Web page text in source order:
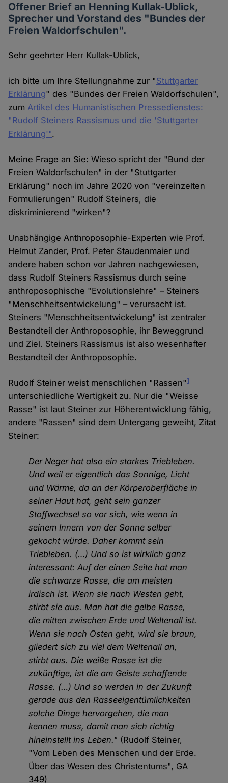
Offener Brief an Henning Kullak-Ublick,
Sprecher und Vorstand des "Bundes der
Freien Waldorfschulen".
Sehr geehrter Herr Kullak-Ublick,
ich bitte um Ihre Stellungnahme zur "Stuttgarter
Erklärung" des "Bundes der Freien Waldorfschulen",
zumArtikel des Humanistischen Pressedienstes:
"Rudolf Steiners Rassismus und die 'Stuttgarter
Erklärung'".
Meine Frage an Sie: Wieso spricht der "Bund der
Freien Waldorfschulen" in der "Stuttgarter
Erklärung" noch im Jahre 2020 von "vereinzelten
Formulierungen" Rudolf Steiners, die
diskriminierend "wirken"?
Unabhängige Anthroposophie-Experten wie Prof.
Helmut Zander, Prof. Peter Staudenmaier und
andere haben schon vor Jahren nachgewiesen,
dass Rudolf Steiners Rassismus durch seine
anthroposophische "Evolutionslehre" – Steiners
"Menschheitsentwickelung" – verursacht ist.
Steiners "Menschheitsentwickelung" ist zentraler
Bestandteil der Anthroposophie, ihr Beweggrund
und Ziel. Steiners Rassismus ist also wesenhafter
Bestandteil der Anthroposophie.
Rudolf Steiner weist menschlichen "Rassen"1
unterschiedliche Wertigkeit zu. Nur die "Weisse
Rasse" ist laut Steiner zur Höherentwicklung fähig,
andere "Rassen" sind dem Untergang geweiht, Zitat
Steiner:
Der Neger hat also ein starkes Triebleben.
Und weil er eigentlich das Sonnige, Licht
und Wärme, da an der Körperoberfläche in
seiner Haut hat, geht sein ganzer
Stoffwechsel so vor sich, wie wenn in
seinem Innern von der Sonne selber
gekocht würde. Daher kommt sein
Triebleben. (…) Und so ist wirklich ganz
interessant: Auf der einen Seite hat man
die schwarze Rasse, die am meisten
irdisch ist. Wenn sie nach Westen geht,
stirbt sie aus. Man hat die gelbe Rasse,
die mitten zwischen Erde und Weltenall ist.
Wenn sie nach Osten geht, wird sie braun,
gliedert sich zu viel dem Weltenall an,
stirbt aus. Die weiße Rasse ist die
zukünftige, ist die am Geiste schaffende
Rasse. (…) Und so werden in der Zukunft
gerade aus den Rasseeigentümlichkeiten
solche Dinge hervorgehen, die man
kennen muss, damit man sich richtig
hineinstellt ins Leben." (Rudolf Steiner,
"Vom Leben des Menschen und der Erde.
Über das Wesen des Christentums", GA
349)